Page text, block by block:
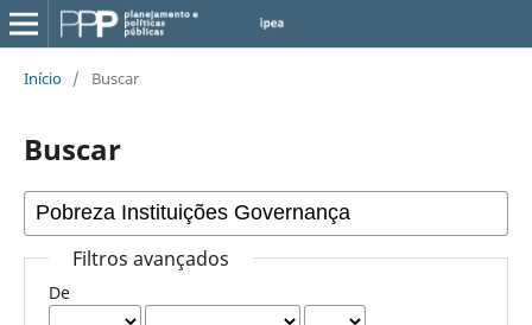
Início / Buscar
Buscar
Filtros avançados
De